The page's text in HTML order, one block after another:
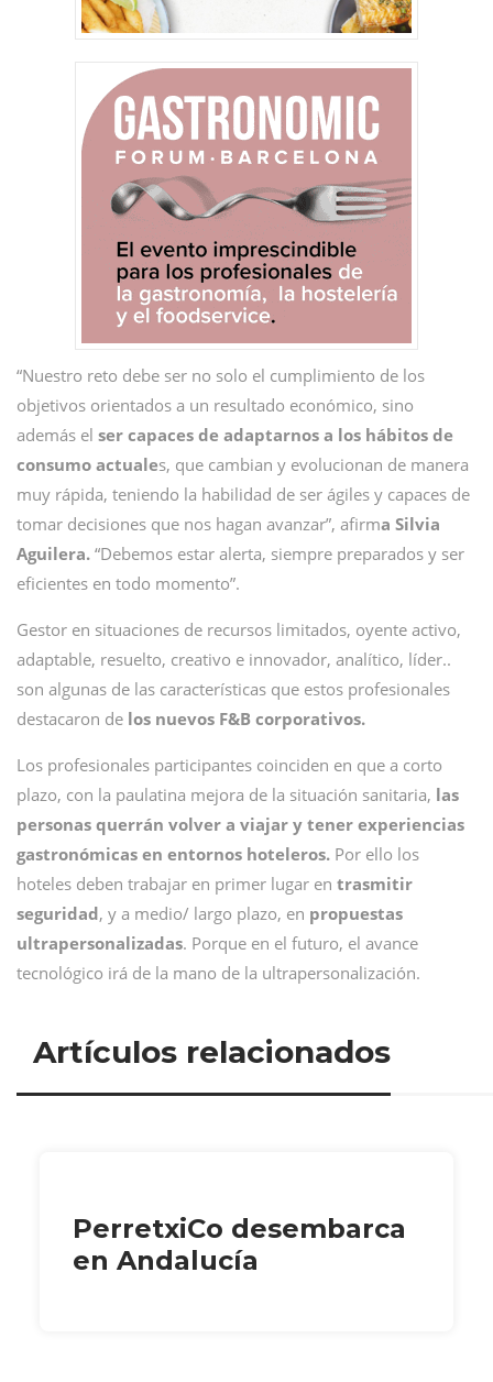
“Nuestro reto debe ser no solo el cumplimiento de los
objetivos orientados a un resultado económico, sino
además el ser capaces de adaptarnos a los hábitos de
consumo actuales, que cambian y evolucionan de manera
muy rápida, teniendo la habilidad de ser ágiles y capaces de
tomar decisiones que nos hagan avanzar”, afirma Silvia
Aguilera. “Debemos estar alerta, siempre preparados y ser
eficientes en todo momento”.
Gestor en situaciones de recursos limitados, oyente activo,
adaptable, resuelto, creativo e innovador, analítico, líder..
son algunas de las características que estos profesionales
destacaron de los nuevos F&B corporativos.
Los profesionales participantes coinciden en que a corto
plazo, con la paulatina mejora de la situación sanitaria, las
personas querrán volver a viajar y tener experiencias
gastronómicas en entornos hoteleros. Por ello los
hoteles deben trabajar en primer lugar en trasmitir
seguridad, y a medio/ largo plazo, en propuestas
ultrapersonalizadas. Porque en el futuro, el avance
tecnológico irá de la mano de la ultrapersonalización.
Artículos relacionados
PerretxiCo desembarca
en Andalucía